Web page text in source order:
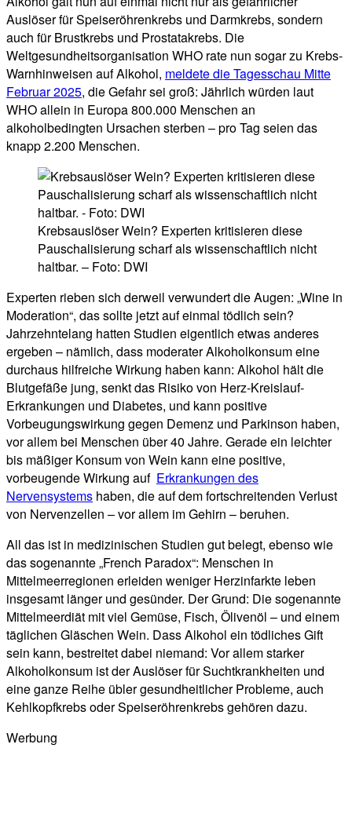
Auslöser für Speiseröhrenkrebs und Darmkrebs, sondern
auch für Brustkrebs und Prostatakrebs. Die
Weltgesundheitsorganisation WHO rate nun sogar zu Krebs-
Warnhinweisen auf Alkohol, meldete die Tagesschau Mitte
Februar 2025, die Gefahr sei groß: Jährlich würden laut
WHO allein in Europa 800.000 Menschen an
alkoholbedingten Ursachen sterben – pro Tag seien das
knapp 2.200 Menschen.
Krebsauslöser Wein? Experten kritisieren diese
Pauschalisierung scharf als wissenschaftlich nicht
haltbar. – Foto: DWI
Experten rieben sich derweil verwundert die Augen: „Wine in
Moderation“, das sollte jetzt auf einmal tödlich sein?
Jahrzehntelang hatten Studien eigentlich etwas anderes
ergeben – nämlich, dass moderater Alkoholkonsum eine
durchaus hilfreiche Wirkung haben kann: Alkohol hält die
Blutgefäße jung, senkt das Risiko von Herz-Kreislauf-
Erkrankungen und Diabetes, und kann positive
Vorbeugungswirkung gegen Demenz und Parkinson haben,
vor allem bei Menschen über 40 Jahre. Gerade ein leichter
bis mäßiger Konsum von Wein kann eine positive,
vorbeugende Wirkung auf Erkrankungen des
Nervensystems haben, die auf dem fortschreitenden Verlust
von Nervenzellen – vor allem im Gehirn – beruhen.
All das ist in medizinischen Studien gut belegt, ebenso wie
das sogenannte „French Paradox“: Menschen in
Mittelmeerregionen erleiden weniger Herzinfarkte leben
insgesamt länger und gesünder. Der Grund: Die sogenannte
Mittelmeerdiät mit viel Gemüse, Fisch, Ölivenöl – und einem
täglichen Gläschen Wein. Dass Alkohol ein tödliches Gift
sein kann, bestreitet dabei niemand: Vor allem starker
Alkoholkonsum ist der Auslöser für Suchtkrankheiten und
eine ganze Reihe übler gesundheitlicher Probleme, auch
Kehlkopfkrebs oder Speiseröhrenkrebs gehören dazu.
Werbung